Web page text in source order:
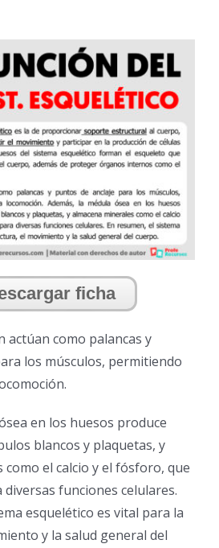
ficha
actúan como palancas y
los músculos, permitiendo
en los huesos produce
blancos y plaquetas, y
como el calcio y el fósforo, que
funciones celulares.
esquelético es vital para la
y la salud general del